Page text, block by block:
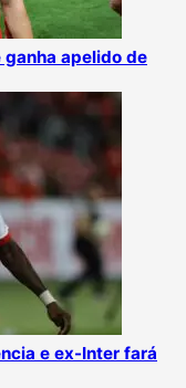
apelido de
e ex-Inter fará